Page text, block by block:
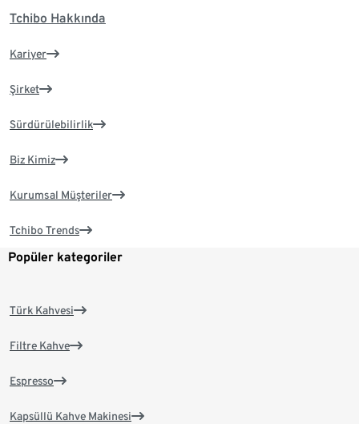
Tchibo Hakkında
Kariyer
Şirket
Sürdürülebilirlik
Biz Kimiz
Kurumsal Müşteriler
Tchibo Trends
Popüler kategoriler
Türk Kahvesi
Filtre Kahve
Espresso
Kapsüllü Kahve Makinesi